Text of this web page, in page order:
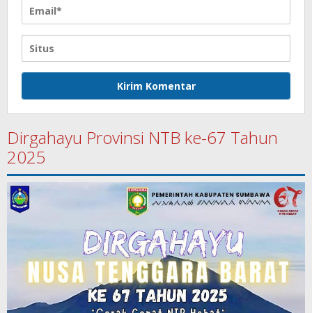
Dirgahayu Provinsi NTB ke-67 Tahun
2025